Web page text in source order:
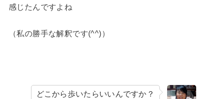
感じたんですよね
（私の勝手な解釈です(^^)）
どこから歩いたらいいんですか？